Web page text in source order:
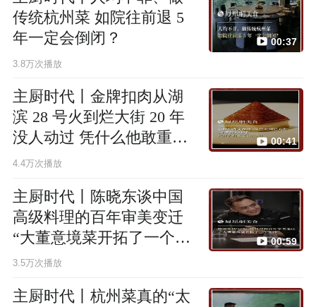
传统杭州菜 如院往前退 5
年一定会倒闭？
3.8万次播放
00:37
主厨时代丨金牌扣肉从湖
滨 28 号火到烂大街 20 年
没人动过 凭什么他敢重启
升级？
4.4万次播放
00:41
主厨时代丨陈晓东谈中国
高级料理的百年审美变迁
“大董意境菜开拓了一个先
河”
3.5万次播放
00:59
主厨时代丨杭州菜真的“太